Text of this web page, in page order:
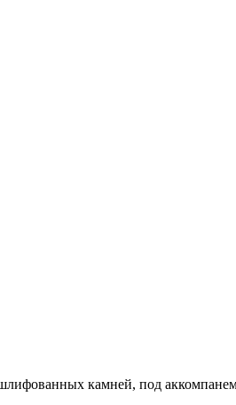
камней, под